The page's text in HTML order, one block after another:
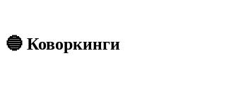
🔵 Коворкинги